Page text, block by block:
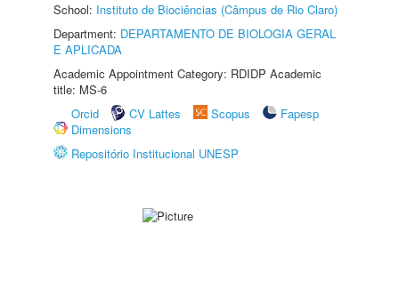
School: Instituto de Biociências (Câmpus de Rio Claro)
Department: DEPARTAMENTO DE BIOLOGIA GERAL
E APLICADA
Academic Appointment Category: RDIDP Academic
title: MS-6
Orcid
CV Lattes Scopus
Fapesp
Dimensions
Repositório Institucional UNESP